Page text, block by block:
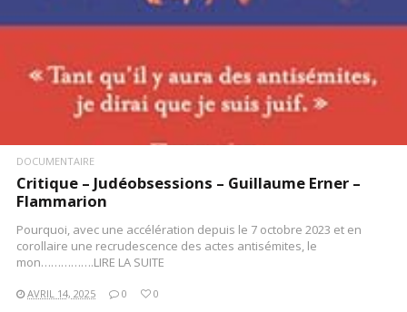
DOCUMENTAIRE
Critique – Judéobsessions – Guillaume Erner –
Flammarion
Pourquoi, avec une accélération depuis le 7 octobre 2023 et en
corollaire une recrudescence des actes antisémites, le
mon…………….LIRE LA SUITE
AVRIL 14, 2025 0 0